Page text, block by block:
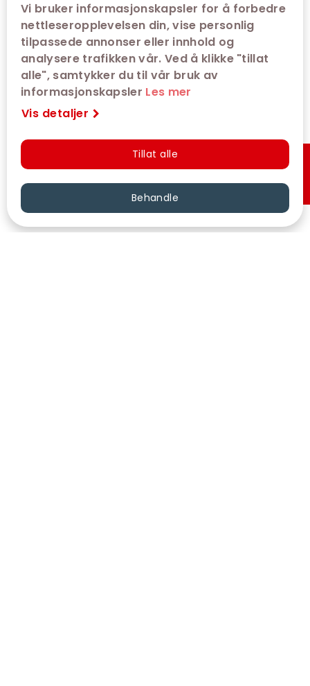
Vi bruker informasjonskapsler for å forbedre
nettleseropplevelsen din, vise personlig
tilpassede annonser eller innhold og
analysere trafikken vår. Ved å klikke "tillat
alle", samtykker du til vår bruk av
informasjonskapsler Les mer
Vis detaljer
Tillat alle
Behandle Hurtigkjøp